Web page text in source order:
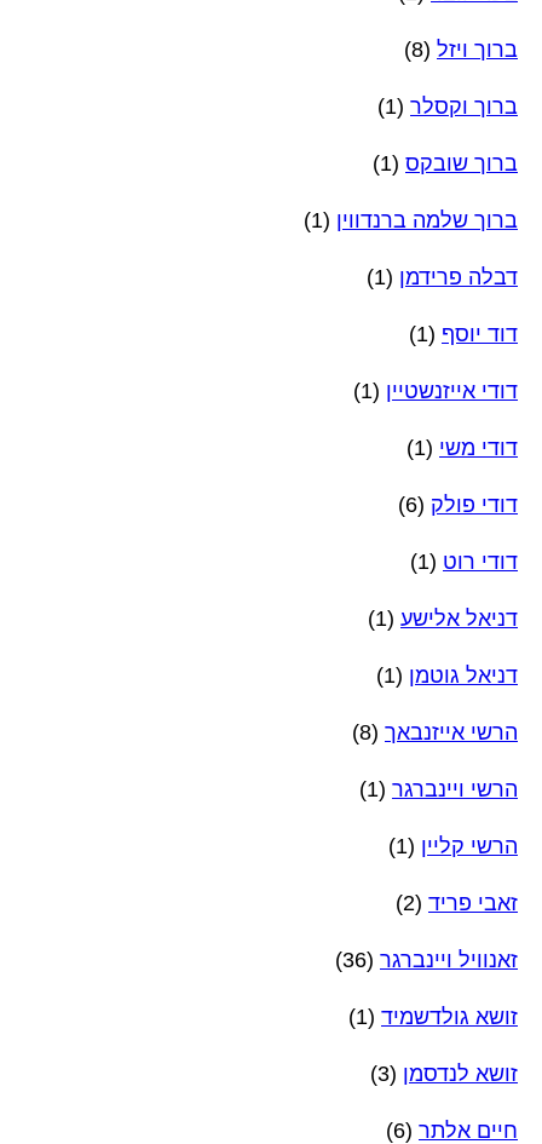
ברוך ויזל (8)
ברוך וקסלר (1)
ברוך שובקס (1)
ברוך שלמה ברנדווין (1)
דבלה פרידמן (1)
דוד יוסף (1)
דודי אייזנשטיין (1)
דודי משי (1)
דודי פולק (6)
דודי רוט (1)
דניאל אלישע (1)
דניאל גוטמן (1)
הרשי אייזנבאך (8)
הרשי ויינברגר (1)
הרשי קליין (1)
זאבי פריד (2)
זאנוויל ויינברגר (36)
זושא גולדשמיד (1)
זושא לנדסמן (3)
חיים אלתר (6)